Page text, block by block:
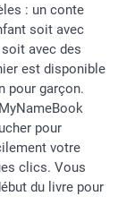
: un conte
soit avec
avec des
est disponible
pour garçon.
pour
votre
clics. Vous
du livre pour